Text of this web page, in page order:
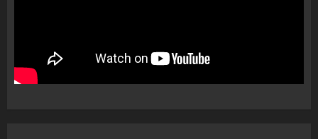
1
“bosen” Joana Nano për
abuzim me fondet publike dhe
pasuri të pajustifikuar